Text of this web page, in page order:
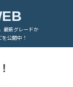
最新グレードか
公開中！